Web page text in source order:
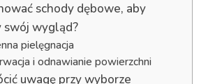
schody dębowe, aby
swój wygląd?
pielęgnacja
i odnawianie powierzchni
uwagę przy wyborze